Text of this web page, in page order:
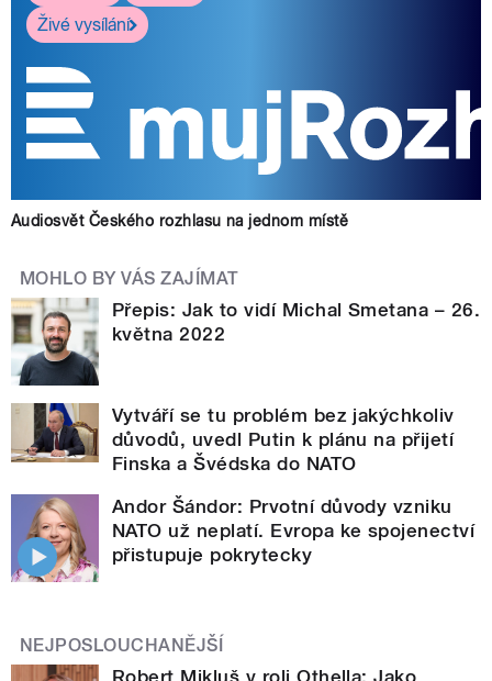
Živé vysílání
Audiosvět Českého rozhlasu na jednom místě
MOHLO BY VÁS ZAJÍMAT
Přepis: Jak to vidí Michal Smetana – 26.
května 2022
Vytváří se tu problém bez jakýchkoliv
důvodů, uvedl Putin k plánu na přijetí
Finska a Švédska do NATO
Andor Šándor: Prvotní důvody vzniku
NATO už neplatí. Evropa ke spojenectví
přistupuje pokrytecky
NEJPOSLOUCHANĚJŠÍ